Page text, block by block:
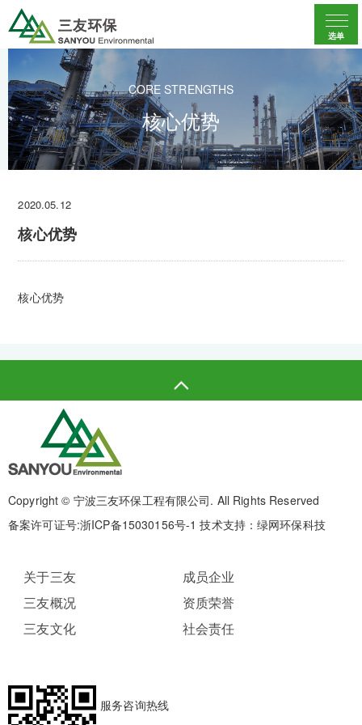
选单
CORE STRENGTHS
核心优势
2020.05.12
核心优势
核心优势
Copyright © 宁波三友环保工程有限公司. All Rights Reserved
备案许可证号:浙ICP备15030156号-1 技术支持：绿网环保科技
关于三友
三友概况
三友文化
成员企业
资质荣誉
社会责任
服务咨询热线